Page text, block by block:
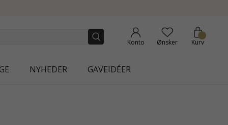
Konto Ønsker Kurv
NYHEDER GAVEIDÉER